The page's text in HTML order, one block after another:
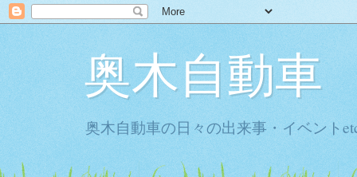
奥木自動車
奥木自動車の日々の出来事・イベント